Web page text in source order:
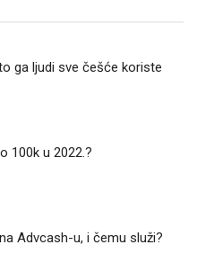
ga ljudi sve češće koriste
100k u 2022.?
Advcash-u, i čemu služi?